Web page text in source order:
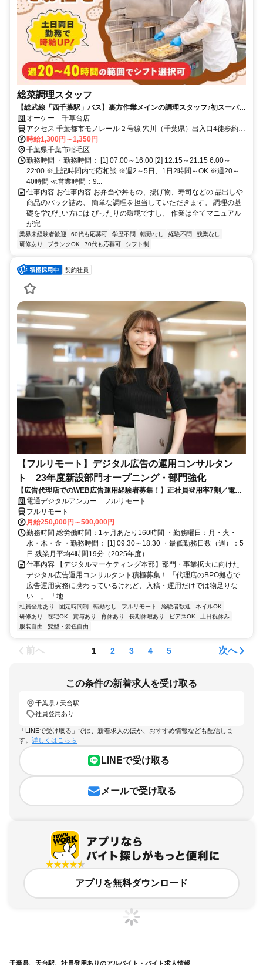
総菜調理スタッフ
【総武線「西千葉駅」バス】裏方作業メインの調理スタッフ♪初スーパー
勤務応援！イチから調理スキルが学べます！
オーケー 千草台店
アクセス 千葉都市モノレール２号線 穴川（千葉県）出入口4徒歩約
10分、千葉都市モノレール２号線 天台徒歩約11分、千葉都市モノレ
ール２号線 スポーツセンター出入口2徒歩約15分 総武線「西千葉
駅」よりバス＊自転車通勤OK
時給1,300円～1,350円
千葉県千葉市稲毛区
勤務時間 ・勤務時間： [1] 07:00～16:00 [2] 12:15～21:15 6:00～
22:00 ※上記時間内で応相談 ※週2～5日、1日2時間～OK ※週20～
40時間 ≪営業時間：9...
仕事内容 お仕事内容 お弁当や丼もの、揚げ物、寿司などの 品出しや
商品のパック詰め、 簡単な調理を担当していただきます。 調理の基
礎を学びたい方には ぴったりの環境ですし、 作業は全てマニュアル
が完...
業界未経験者歓迎 60代も応募可 学歴不問 転勤なし 経験不問
残業なし
研修あり
ブランクOK 70代も応募可 シフト制
契約社員
【フルリモート】デジタル広告の運用コンサルタン
ト 23年度新設部門オープニング・部門強化
【広告代理店でのWEB広告運用経験者募集！】正社員登用率7割／電通
G／全国×完全在宅／年休126日・土日祝休み／残業月平均4時間19分
電通デジタルアンカー フルリモート
フルリモート
月給250,000円～500,000円
勤務時間 総労働時間：1ヶ月あたり160時間 ・勤務曜日：月・火・
水・木・金 ・勤務時間： [1] 09:30～18:30 ・最低勤務日数（週）：5
日 残業月平均4時間19分（2025年度）
仕事内容 【デジタルマーケティング本部】部門・事業拡大に向けた
デジタル広告運用コンサルタント積極募集！ 「代理店のBPO拠点で
広告運用実務に携わっているけれど、入稿・運用だけでは物足りな
い…」 「地...
社員登用あり 固定時間制 転勤なし フルリモート 経験者歓迎
ネイルOK
研修あり
在宅OK 賞与あり 育休あり 長期休暇あり ピアスOK
土日祝休み
服装自由
髪型・髪色自由
前へ 1 2 3 4 5 次へ
この条件の新着求人を受け取る
千葉県 / 天台駅
社員登用あり
「LINEで受け取る」では、新着求人のほか、おすすめ情報なども配信しま
す。 詳しくはこちら
LINEで受け取る
メールで受け取る
アプリを無料ダウンロード
千葉県、天台駅、社員登用ありのアルバイト・バイト求人情報